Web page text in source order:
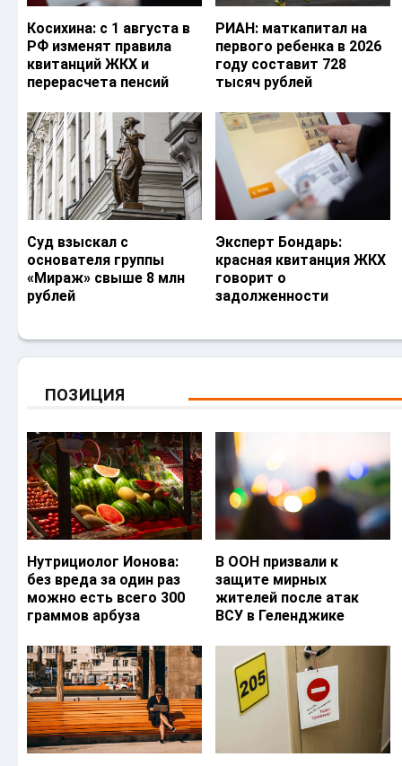
Косихина: с 1 августа в
РФ изменят правила
квитанций ЖКХ и
перерасчета пенсий
РИАН: маткапитал на
первого ребенка в 2026
году составит 728
тысяч рублей
Суд взыскал с
основателя группы
«Мираж» свыше 8 млн
рублей
Эксперт Бондарь:
красная квитанция ЖКХ
говорит о
задолженности
ПОЗИЦИЯ
Нутрициолог Ионова:
без вреда за один раз
можно есть всего 300
граммов арбуза
В ООН призвали к
защите мирных
жителей после атак
ВСУ в Геленджике